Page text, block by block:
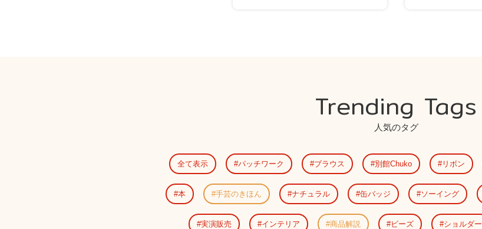
Trending Tags
人気のタグ
全て表示 パッチワーク ブラウス 別館Chuko リボン
本 手芸のきほん ナチュラル 缶バッジ ソーイング
実演販売 インテリア 商品解説 ビーズ ショルダー